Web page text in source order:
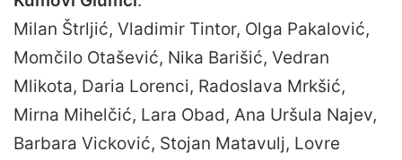
Milan Štrljić, Vladimir Tintor, Olga Pakalović,
Momčilo Otašević, Nika Barišić, Vedran
Mlikota, Daria Lorenci, Radoslava Mrkšić,
Mirna Mihelčić, Lara Obad, Ana Uršula Najev,
Barbara Vicković, Stojan Matavulj, Lovre